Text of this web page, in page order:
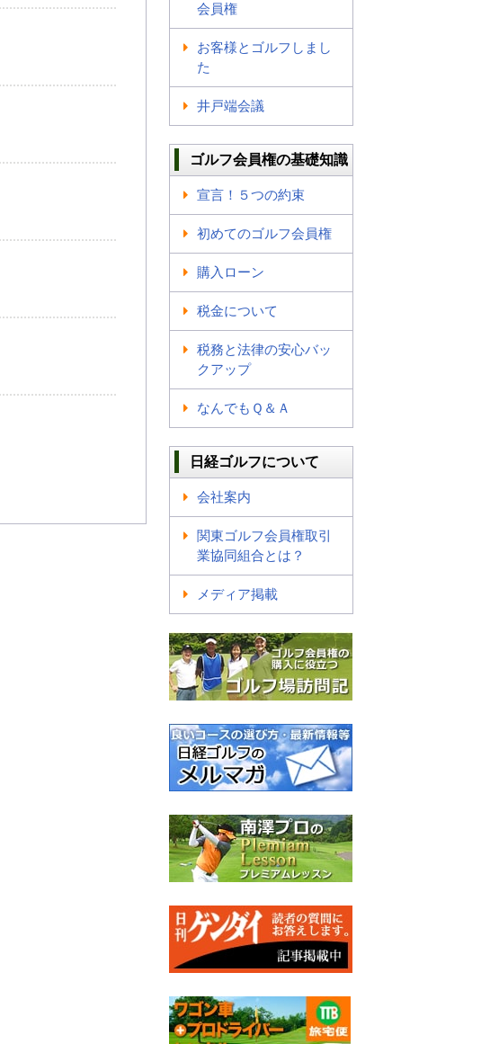
会員権
お客様とゴルフしまし
た
井戸端会議
ゴルフ会員権の基礎知識
宣言！５つの約束
初めてのゴルフ会員権
購入ローン
税金について
税務と法律の安心バッ
クアップ
なんでもＱ＆Ａ
日経ゴルフについて
会社案内
関東ゴルフ会員権取引
業協同組合とは？
メディア掲載